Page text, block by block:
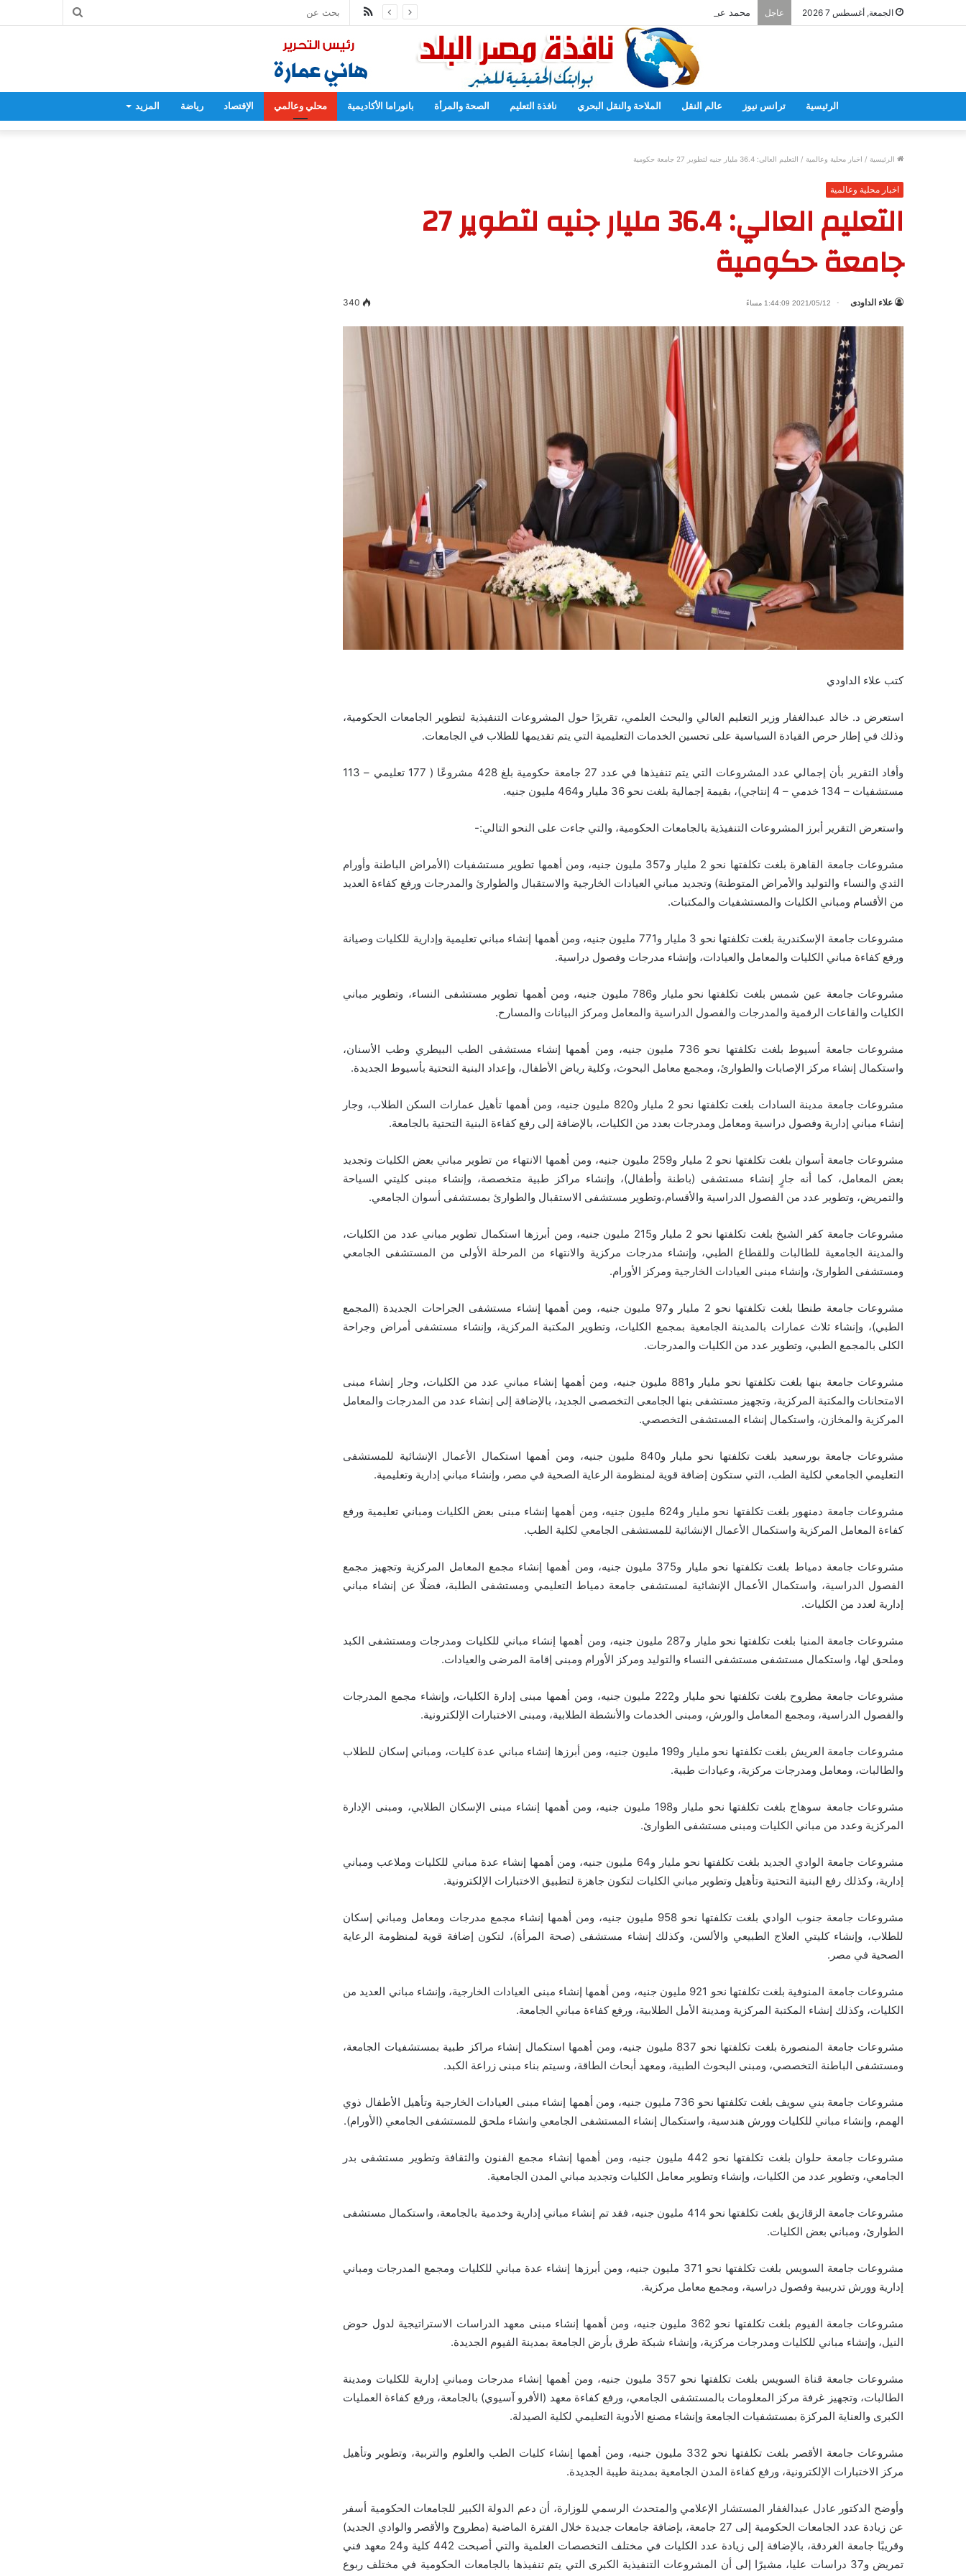
الجمعة, أغسطس 7 2026 عاجل
بحث
ملخص
الموقع
RSS
الرئيسية ترانس نيوز عالم النقل الملاحة والنقل البحري نافذة التعليم الصحة والمرأة بانوراما الأكاديمية محلي وعالمي الإقتصاد رياضة المزيد
الرئيسية / اخبار محلية وعالمية / التعليم العالي: 36.4 مليار جنيه لتطوير 27 جامعة حكومية
اخبار محلية وعالمية
التعليم العالي: 36.4 مليار جنيه لتطوير 27
جامعة حكومية
علاء الداودى 2021/05/12 1:44:09 مساءً 340
كتب علاء الداودي
استعرض د. خالد عبدالغفار وزير التعليم العالي والبحث العلمي، تقريرًا حول المشروعات التنفيذية لتطوير الجامعات الحكومية،
وذلك في إطار حرص القيادة السياسية على تحسين الخدمات التعليمية التي يتم تقديمها للطلاب في الجامعات.
وأفاد التقرير بأن إجمالي عدد المشروعات التي يتم تنفيذها في عدد 27 جامعة حكومية بلغ 428 مشروعًا ( 177 تعليمي – 113
مستشفيات – 134 خدمي – 4 إنتاجي)، بقيمة إجمالية بلغت نحو 36 مليار و464 مليون جنيه.
واستعرض التقرير أبرز المشروعات التنفيذية بالجامعات الحكومية، والتي جاءت على النحو التالي:-
مشروعات جامعة القاهرة بلغت تكلفتها نحو 2 مليار و357 مليون جنيه، ومن أهمها تطوير مستشفيات (الأمراض الباطنة وأورام
الثدي والنساء والتوليد والأمراض المتوطنة) وتجديد مباني العيادات الخارجية والاستقبال والطوارئ والمدرجات ورفع كفاءة العديد
من الأقسام ومباني الكليات والمستشفيات والمكتبات.
مشروعات جامعة الإسكندرية بلغت تكلفتها نحو 3 مليار و771 مليون جنيه، ومن أهمها إنشاء مباني تعليمية وإدارية للكليات وصيانة
ورفع كفاءة مباني الكليات والمعامل والعيادات، وإنشاء مدرجات وفصول دراسية.
مشروعات جامعة عين شمس بلغت تكلفتها نحو مليار و786 مليون جنيه، ومن أهمها تطوير مستشفى النساء، وتطوير مباني
الكليات والقاعات الرقمية والمدرجات والفصول الدراسية والمعامل ومركز البيانات والمسارح.
مشروعات جامعة أسيوط بلغت تكلفتها نحو 736 مليون جنيه، ومن أهمها إنشاء مستشفى الطب البيطري وطب الأسنان،
واستكمال إنشاء مركز الإصابات والطوارئ، ومجمع معامل البحوث، وكلية رياض الأطفال، وإعداد البنية التحتية بأسيوط الجديدة.
مشروعات جامعة مدينة السادات بلغت تكلفتها نحو 2 مليار و820 مليون جنيه، ومن أهمها تأهيل عمارات السكن الطلاب، وجار
إنشاء مباني إدارية وفصول دراسية ومعامل ومدرجات بعدد من الكليات، بالإضافة إلى رفع كفاءة البنية التحتية بالجامعة.
مشروعات جامعة أسوان بلغت تكلفتها نحو 2 مليار و259 مليون جنيه، ومن أهمها الانتهاء من تطوير مباني بعض الكليات وتجديد
بعض المعامل، كما أنه جارٍ إنشاء مستشفى (باطنة وأطفال)، وإنشاء مراكز طبية متخصصة، وإنشاء مبنى كليتي السياحة
والتمريض، وتطوير عدد من الفصول الدراسية والأقسام،وتطوير مستشفى الاستقبال والطوارئ بمستشفى أسوان الجامعي.
مشروعات جامعة كفر الشيخ بلغت تكلفتها نحو 2 مليار و215 مليون جنيه، ومن أبرزها استكمال تطوير مباني عدد من الكليات،
والمدينة الجامعية للطالبات وللقطاع الطبي، وإنشاء مدرجات مركزية والانتهاء من المرحلة الأولى من المستشفى الجامعي
ومستشفى الطوارئ، وإنشاء مبنى العيادات الخارجية ومركز الأورام.
مشروعات جامعة طنطا بلغت تكلفتها نحو 2 مليار و97 مليون جنيه، ومن أهمها إنشاء مستشفى الجراحات الجدیدة (المجمع
الطبي)، وإنشاء ثلاث عمارات بالمدینة الجامعیة بمجمع الكلیات، وتطوير المكتبة المركزية، وإنشاء مستشفى أمراض وجراحة
الكلى بالمجمع الطبي، وتطوير عدد من الكليات والمدرجات.
مشروعات جامعة بنها بلغت تكلفتها نحو مليار و881 مليون جنيه، ومن أهمها إنشاء مباني عدد من الكليات، وجار إنشاء مبنى
الامتحانات والمكتبة المركزية، وتجهيز مستشفى بنها الجامعى التخصصى الجديد، بالإضافة إلى إنشاء عدد من المدرجات والمعامل
المركزية والمخازن، واستكمال إنشاء المستشفى التخصصي.
مشروعات جامعة بورسعيد بلغت تكلفتها نحو مليار و840 مليون جنيه، ومن أهمها استكمال الأعمال الإنشائية للمستشفى
التعليمي الجامعي لكلية الطب، التي ستكون إضافة قوية لمنظومة الرعاية الصحية في مصر، وإنشاء مباني إدارية وتعليمية.
مشروعات جامعة دمنهور بلغت تكلفتها نحو مليار و624 مليون جنيه، ومن أهمها إنشاء مبنى بعض الكليات ومباني تعليمية ورفع
كفاءة المعامل المركزية واستكمال الأعمال الإنشائية للمستشفى الجامعي لكلية الطب.
مشروعات جامعة دمياط بلغت تكلفتها نحو مليار و375 مليون جنيه، ومن أهمها إنشاء مجمع المعامل المركزية وتجهيز مجمع
الفصول الدراسية، واستكمال الأعمال الإنشائية لمستشفى جامعة دمياط التعليمي ومستشفى الطلبة، فضلًا عن إنشاء مباني
إدارية لعدد من الكليات.
مشروعات جامعة المنيا بلغت تكلفتها نحو مليار و287 مليون جنيه، ومن أهمها إنشاء مباني للكليات ومدرجات ومستشفى الكبد
وملحق لها، واستكمال مستشفى مستشفى النساء والتوليد ومركز الأورام ومبنى إقامة المرضى والعيادات.
مشروعات جامعة مطروح بلغت تكلفتها نحو مليار و222 مليون جنيه، ومن أهمها مبنى إدارة الكليات، وإنشاء مجمع المدرجات
والفصول الدراسية، ومجمع المعامل والورش، ومبنى الخدمات والأنشطة الطلابية، ومبنى الاختبارات الإلكترونية.
مشروعات جامعة العريش بلغت تكلفتها نحو مليار و199 مليون جنيه، ومن أبرزها إنشاء مباني عدة كليات، ومباني إسكان للطلاب
والطالبات، ومعامل ومدرجات مركزية، وعيادات طبية.
مشروعات جامعة سوهاج بلغت تكلفتها نحو مليار و198 مليون جنيه، ومن أهمها إنشاء مبنى الإسكان الطلابي، ومبنى الإدارة
المركزية وعدد من مباني الكليات ومبنى مستشفى الطوارئ.
مشروعات جامعة الوادي الجديد بلغت تكلفتها نحو مليار و64 مليون جنيه، ومن أهمها إنشاء عدة مباني للكليات وملاعب ومباني
إدارية، وكذلك رفع البنية التحتية وتأهيل وتطوير مباني الكليات لتكون جاهزة لتطبيق الاختبارات الإلكترونية.
مشروعات جامعة جنوب الوادي بلغت تكلفتها نحو 958 مليون جنيه، ومن أهمها إنشاء مجمع مدرجات ومعامل ومباني إسكان
للطلاب، وإنشاء كليتي العلاج الطبيعي والألسن، وكذلك إنشاء مستشفى (صحة المرأة)، لتكون إضافة قوية لمنظومة الرعاية
الصحية في مصر.
مشروعات جامعة المنوفية بلغت تكلفتها نحو 921 مليون جنيه، ومن أهمها إنشاء مبنى العيادات الخارجية، وإنشاء مباني العديد من
الكليات، وكذلك إنشاء المكتبة المركزية ومدينة الأمل الطلابية، ورفع كفاءة مباني الجامعة.
مشروعات جامعة المنصورة بلغت تكلفتها نحو 837 مليون جنيه، ومن أهمها استكمال إنشاء مراكز طبية بمستشفيات الجامعة،
ومستشفى الباطنة التخصصي، ومبنى البحوث الطبية، ومعهد أبحاث الطاقة، وسيتم بناء مبنى زراعة الكبد.
مشروعات جامعة بني سويف بلغت تكلفتها نحو 736 مليون جنيه، ومن أهمها إنشاء مبنى العيادات الخارجية وتأهيل الأطفال ذوي
الهمم، وإنشاء مباني للكليات وورش هندسية، واستكمال إنشاء المستشفى الجامعي وانشاء ملحق للمستشفى الجامعي (الأورام).
مشروعات جامعة حلوان بلغت تكلفتها نحو 442 مليون جنيه، ومن أهمها إنشاء مجمع الفنون والثقافة وتطوير مستشفى بدر
الجامعي، وتطوير عدد من الكليات، وإنشاء وتطوير معامل الكليات وتجديد مباني المدن الجامعية.
مشروعات جامعة الزقازيق بلغت تكلفتها نحو 414 مليون جنيه، فقد تم إنشاء مباني إدارية وخدمية بالجامعة، واستكمال مستشفى
الطوارئ، ومباني بعض الكليات.
مشروعات جامعة السويس بلغت تكلفتها نحو 371 مليون جنيه، ومن أبرزها إنشاء عدة مباني للكليات ومجمع المدرجات ومباني
إدارية وورش تدريبية وفصول دراسية، ومجمع معامل مركزية.
مشروعات جامعة الفيوم بلغت تكلفتها نحو 362 مليون جنيه، ومن أهمها إنشاء مبنى معهد الدراسات الاستراتيجية لدول حوض
النيل، وإنشاء مباني للكليات ومدرجات مركزية، وإنشاء شبكة طرق بأرض الجامعة بمدينة الفيوم الجديدة.
مشروعات جامعة قناة السويس بلغت تكلفتها نحو 357 مليون جنيه، ومن أهمها إنشاء مدرجات ومباني إدارية للكليات ومدينة
الطالبات، وتجهيز غرفة مركز المعلومات بالمستشفى الجامعي، ورفع كفاءة معهد (الأفرو آسيوي) بالجامعة، ورفع كفاءة العمليات
الكبرى والعناية المركزة بمستشفيات الجامعة وإنشاء مصنع الأدوية التعليمي لكلية الصيدلة.
مشروعات جامعة الأقصر بلغت تكلفتها نحو 332 مليون جنيه، ومن أهمها إنشاء كليات الطب والعلوم والتربية، وتطوير وتأهيل
مركز الاختبارات الإلكترونية، ورفع كفاءة المدن الجامعية بمدينة طيبة الجديدة.
وأوضح الدكتور عادل عبدالغفار المستشار الإعلامي والمتحدث الرسمي للوزارة، أن دعم الدولة الكبير للجامعات الحكومية أسفر
عن زيادة عدد الجامعات الحكومية إلى 27 جامعة، بإضافة جامعات جديدة خلال الفترة الماضية (مطروح والأقصر والوادي الجديد)
وقريبًا جامعة الغردقة، بالإضافة إلى زيادة عدد الكليات في مختلف التخصصات العلمية والتي أصبحت 442 كلية و24 معهد فني
تمريض و37 دراسات عليا، مشيرًا إلى أن المشروعات التنفيذية الكبرى التي يتم تنفيذها بالجامعات الحكومية في مختلف ربوع